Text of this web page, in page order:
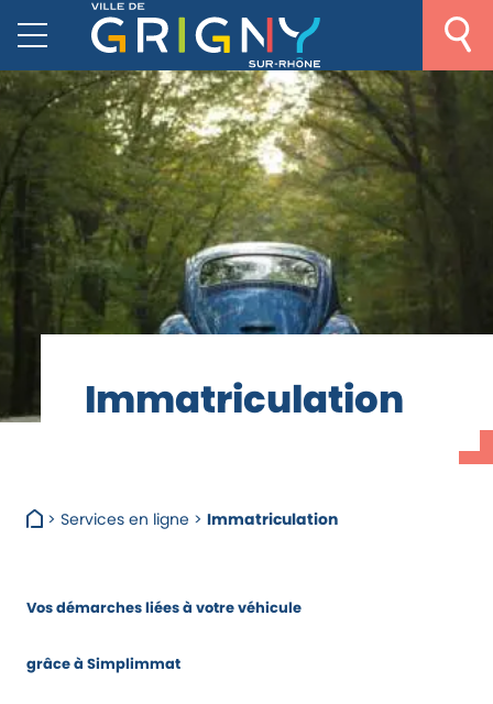
Immatriculation
> Services en ligne > Immatriculation
Vos démarches liées à votre véhicule
grâce à Simplimmat